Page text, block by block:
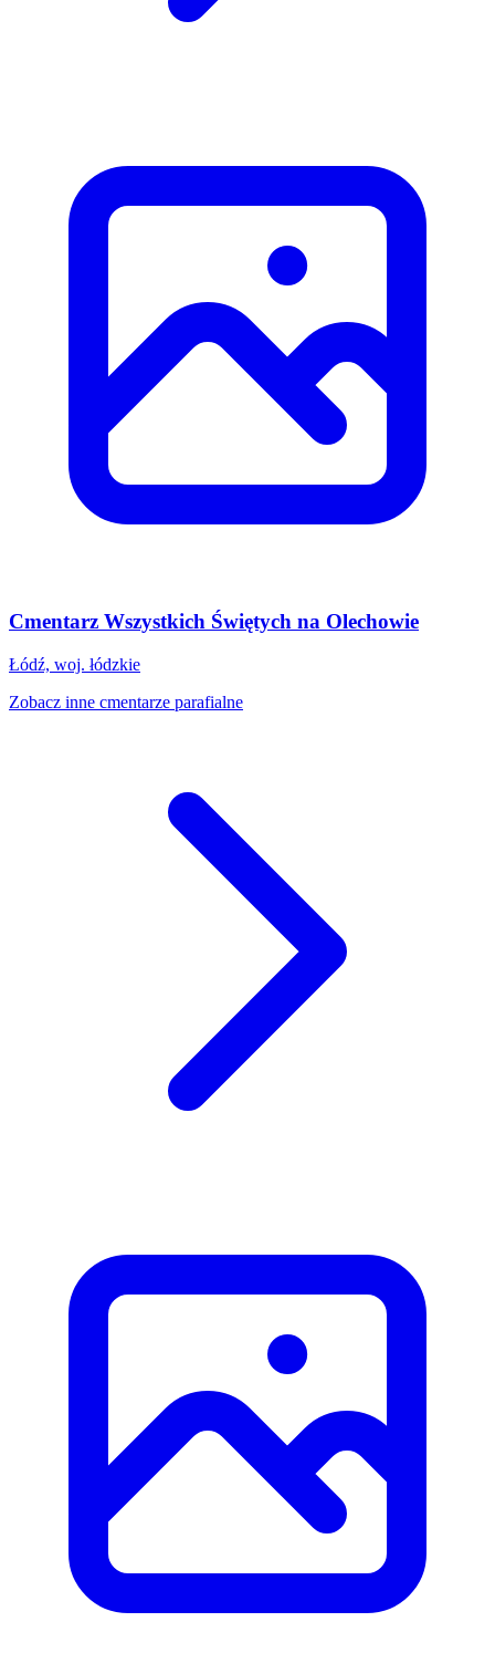
Cmentarz Wszystkich Świętych na Olechowie
Łódź, woj. łódzkie
Zobacz inne cmentarze parafialne